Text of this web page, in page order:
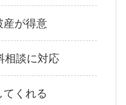
産が得意
相談に対応
くれる